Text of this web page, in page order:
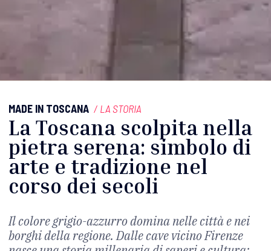
MADE IN TOSCANA / LA STORIA
La Toscana scolpita nella
pietra serena: simbolo di
arte e tradizione nel
corso dei secoli
Il colore grigio-azzurro domina nelle città e nei
borghi della regione. Dalle cave vicino Firenze